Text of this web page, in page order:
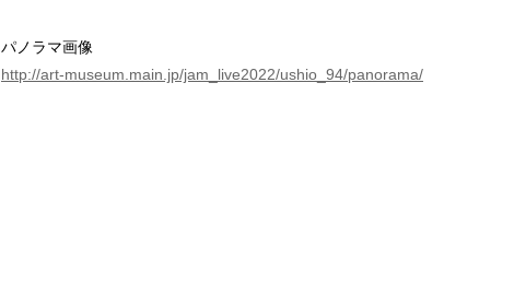
パノラマ画像
http://art-museum.main.jp/jam_live2022/ushio_94/panorama/